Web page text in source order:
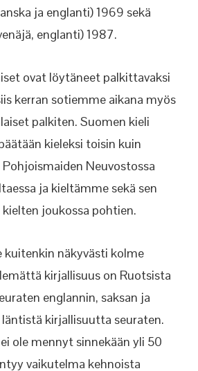
ja englanti) 1969 sekä
englanti) 1987.
ovat löytäneet palkittavaksi
kerran sotiemme aikana myös
palkiten. Suomen kieli
kieleksi toisin kuin
Neuvostossa
ja kieltämme sekä sen
joukossa pohtien.
kuitenkin näkyvästi kolme
kirjallisuus on Ruotsista
englannin, saksan ja
kirjallisuutta seuraten.
ole mennyt sinnekään yli 50
vaikutelma kehnoista